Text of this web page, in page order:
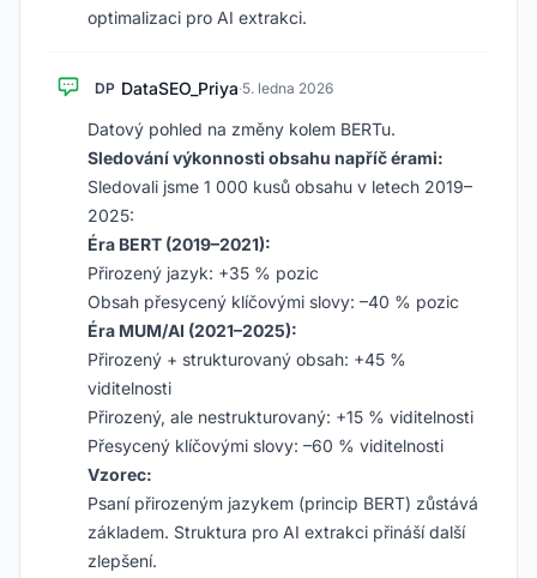
optimalizaci pro AI extrakci.
DP DataSEO_Priya·5. ledna 2026
Datový pohled na změny kolem BERTu.
Sledování výkonnosti obsahu napříč érami:
Sledovali jsme 1 000 kusů obsahu v letech 2019–
2025:
Éra BERT (2019–2021):
Přirozený jazyk: +35 % pozic
Obsah přesycený klíčovými slovy: –40 % pozic
Éra MUM/AI (2021–2025):
Přirozený + strukturovaný obsah: +45 %
viditelnosti
Přirozený, ale nestrukturovaný: +15 % viditelnosti
Přesycený klíčovými slovy: –60 % viditelnosti
Vzorec:
Psaní přirozeným jazykem (princip BERT) zůstává
základem. Struktura pro AI extrakci přináší další
zlepšení.